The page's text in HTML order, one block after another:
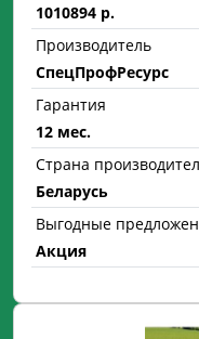
1010894 р.
Производитель
СпецПрофРесурс
Гарантия
12 мес.
Страна
Беларусь
Выгодные
Акция